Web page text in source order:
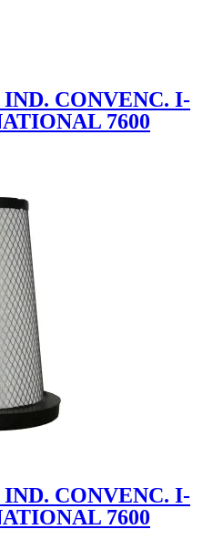
CONVENC. I-
7600
CONVENC. I-
7600